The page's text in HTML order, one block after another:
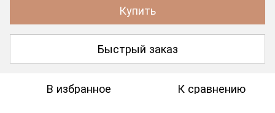
Купить
Быстрый заказ
В избранное К сравнению